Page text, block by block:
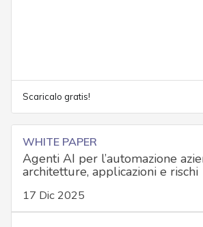
Scaricalo gratis!
WHITE PAPER
Agenti AI per l’automazione
architetture, applicazioni e rischi
17 Dic 2025